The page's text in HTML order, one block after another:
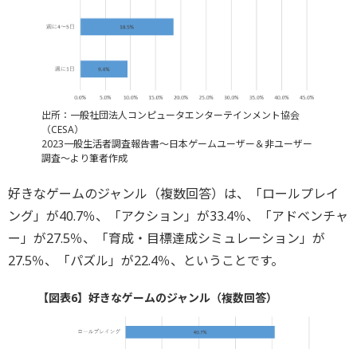
出所：一般社団法人コンピュータエンターテインメント協会
（CESA）
2023一般生活者調査報告書～日本ゲームユーザー＆非ユーザー
調査～より筆者作成
好きなゲームのジャンル（複数回答）は、「ロールプレイ
ング」が40.7％、「アクション」が33.4％、「アドベンチャ
ー」が27.5％、「育成・目標達成シミュレーション」が
27.5％、「パズル」が22.4％、ということです。
【図表6】好きなゲームのジャンル（複数回答）